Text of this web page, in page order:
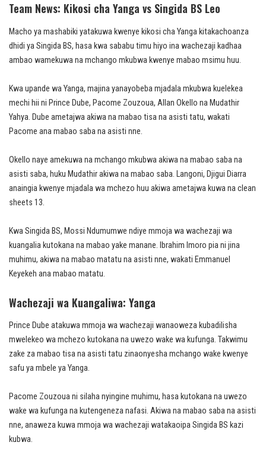
Team News: Kikosi cha Yanga vs Singida BS Leo
Macho ya mashabiki yatakuwa kwenye kikosi cha Yanga kitakachoanza
dhidi ya Singida BS, hasa kwa sababu timu hiyo ina wachezaji kadhaa
ambao wamekuwa na mchango mkubwa kwenye mabao msimu huu.
Kwa upande wa Yanga, majina yanayobeba mjadala mkubwa kuelekea
mechi hii ni Prince Dube, Pacome Zouzoua, Allan Okello na Mudathir
Yahya. Dube ametajwa akiwa na mabao tisa na asisti tatu, wakati
Pacome ana mabao saba na asisti nne.
Okello naye amekuwa na mchango mkubwa akiwa na mabao saba na
asisti saba, huku Mudathir akiwa na mabao saba. Langoni, Djigui Diarra
anaingia kwenye mjadala wa mchezo huu akiwa ametajwa kuwa na clean
sheets 13.
Kwa Singida BS, Mossi Ndumumwe ndiye mmoja wa wachezaji wa
kuangalia kutokana na mabao yake manane. Ibrahim Imoro pia ni jina
muhimu, akiwa na mabao matatu na asisti nne, wakati Emmanuel
Keyekeh ana mabao matatu.
Wachezaji wa Kuangaliwa: Yanga
Prince Dube atakuwa mmoja wa wachezaji wanaoweza kubadilisha
mwelekeo wa mchezo kutokana na uwezo wake wa kufunga. Takwimu
zake za mabao tisa na asisti tatu zinaonyesha mchango wake kwenye
safu ya mbele ya Yanga.
Pacome Zouzoua ni silaha nyingine muhimu, hasa kutokana na uwezo
wake wa kufunga na kutengeneza nafasi. Akiwa na mabao saba na asisti
nne, anaweza kuwa mmoja wa wachezaji watakaoipa Singida BS kazi
kubwa.